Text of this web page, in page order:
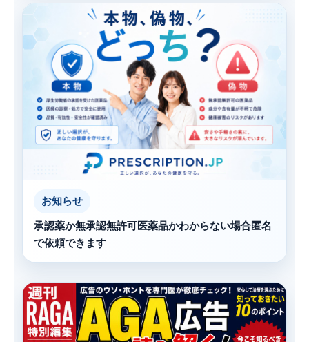
お知らせ
承認薬か無承認無許可医薬品かわからない場合匿名
で依頼できます